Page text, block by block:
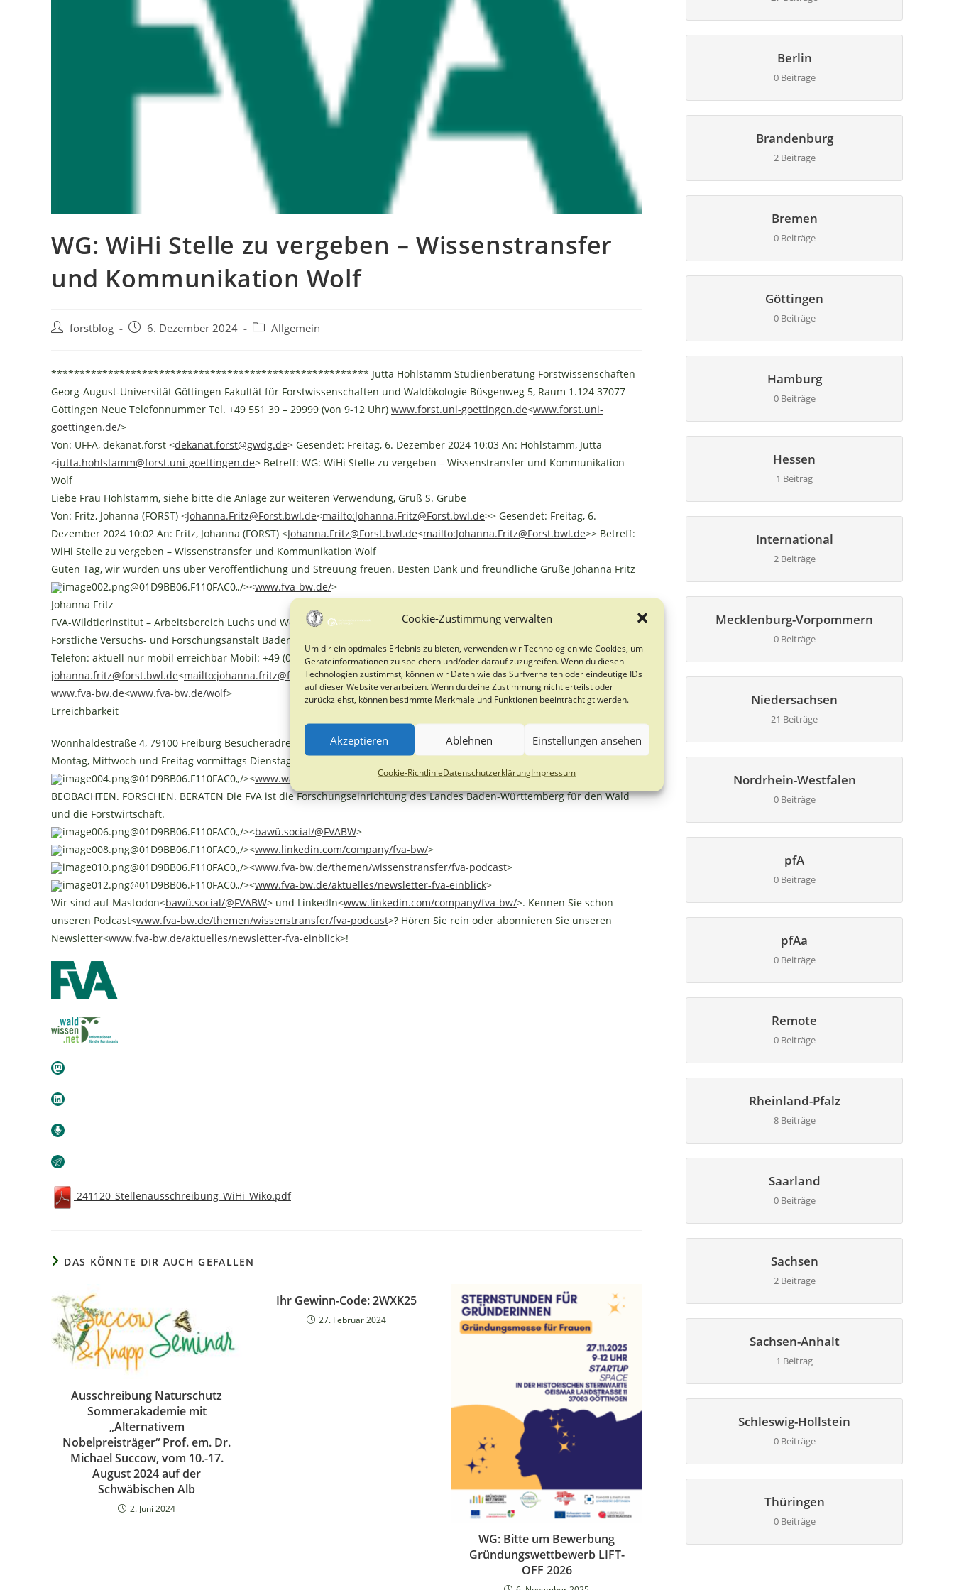
Cookie-Zustimmung verwalten
Um dir ein optimales Erlebnis zu bieten, verwenden wir Technologien wie Cookies, um
Geräteinformationen zu speichern und/oder darauf zuzugreifen. Wenn du diesen
Technologien zustimmst, können wir Daten wie das Surfverhalten oder eindeutige IDs
auf dieser Website verarbeiten. Wenn du deine Zustimmung nicht erteilst oder
zurückziehst, können bestimmte Merkmale und Funktionen beeinträchtigt werden.
Akzeptieren Ablehnen Einstellungen ansehen
Cookie-RichtlinieDatenschutzerklärungImpressum
WG: WiHi Stelle zu vergeben – Wissenstransfer
und Kommunikation Wolf
Beitrags-
forstblog
Beitrag6. Dezember 2024
Beitrags-
Allgemein
******************************************************** Jutta Hohlstamm Studienberatung Forstwissenschaften
Georg-August-Universität Göttingen Fakultät für Forstwissenschaften und Waldökologie Büsgenweg 5, Raum 1.124 37077
Göttingen Neue Telefonnummer Tel. +49 551 39 – 29999 (von 9-12 Uhr) www.forst.uni-goettingen.de<www.forst.uni-
goettingen.de/>
Von: UFFA, dekanat.forst <dekanat.forst@gwdg.de> Gesendet: Freitag, 6. Dezember 2024 10:03 An: Hohlstamm, Jutta
<jutta.hohlstamm@forst.uni-goettingen.de> Betreff: WG: WiHi Stelle zu vergeben – Wissenstransfer und Kommunikation
Wolf
Liebe Frau Hohlstamm, siehe bitte die Anlage zur weiteren Verwendung, Gruß S. Grube
Von: Fritz, Johanna (FORST) <Johanna.Fritz@Forst.bwl.de<mailto:Johanna.Fritz@Forst.bwl.de>> Gesendet: Freitag, 6.
Dezember 2024 10:02 An: Fritz, Johanna (FORST) <Johanna.Fritz@Forst.bwl.de<mailto:Johanna.Fritz@Forst.bwl.de>> Betreff:
WiHi Stelle zu vergeben – Wissenstransfer und Kommunikation Wolf
Guten Tag, wir würden uns über Veröffentlichung und Streuung freuen. Besten Dank und freundliche Grüße Johanna Fritz
image002.png@01D9BB06.F110FAC0„/><www.fva-bw.de/>
Johanna Fritz
FVA-Wildtierinstitut – Arbeitsbereich Luchs und Wolf Leitung Fachbereich Wissenstransfer und Kommunikation Wolf
Forstliche Versuchs- und Forschungsanstalt Baden-Württemberg
Telefon: aktuell nur mobil erreichbar Mobil: +49 (0151) 16757702 E-Mail:
johanna.fritz@forst.bwl.de<mailto:johanna.fritz@forst.bwl.de>
www.fva-bw.de<www.fva-bw.de/wolf>
Erreichbarkeit
Wonnhaldestraße 4, 79100 Freiburg Besucheradresse: Günterstalstr. 61
Montag, Mittwoch und Freitag vormittags Dienstag und Donnerstag ganztags
image004.png@01D9BB06.F110FAC0„/><www.waldwissen.net/
BEOBACHTEN. FORSCHEN. BERATEN Die FVA ist die Forschungseinrichtung des Landes Baden-Württemberg für den Wald
und die Forstwirtschaft.
image006.png@01D9BB06.F110FAC0„/><bawü.social/@FVABW>
image008.png@01D9BB06.F110FAC0„/><www.linkedin.com/company/fva-bw/>
image010.png@01D9BB06.F110FAC0„/><www.fva-bw.de/themen/wissenstransfer/fva-podcast>
image012.png@01D9BB06.F110FAC0„/><www.fva-bw.de/aktuelles/newsletter-fva-einblick>
Wir sind auf Mastodon<bawü.social/@FVABW> und LinkedIn<www.linkedin.com/company/fva-bw/>. Kennen Sie schon
unseren Podcast<www.fva-bw.de/themen/wissenstransfer/fva-podcast>? Hören Sie rein oder abonnieren Sie unseren
Newsletter<www.fva-bw.de/aktuelles/newsletter-fva-einblick>!
241120_Stellenausschreibung_WiHi_Wiko.pdf
DAS KÖNNTE DIR AUCH GEFALLEN
Ausschreibung Naturschutz
Sommerakademie mit
„Alternativem
Nobelpreisträger“ Prof. em. Dr.
Michael Succow, vom 10.-17.
August 2024 auf der
Schwäbischen Alb
2. Juni 2024
Ihr Gewinn-Code: 2WXK25
27. Februar 2024
WG: Bitte um Bewerbung
Gründungswettbewerb LIFT-
OFF 2026
Berlin
0 Beiträge
Brandenburg
2 Beiträge
Bremen
0 Beiträge
Göttingen
0 Beiträge
Hamburg
0 Beiträge
Hessen
1 Beitrag
International
2 Beiträge
Mecklenburg-Vorpommern
0 Beiträge
Niedersachsen
21 Beiträge
Nordrhein-Westfalen
0 Beiträge
pfA
0 Beiträge
pfAa
0 Beiträge
Remote
0 Beiträge
Rheinland-Pfalz
8 Beiträge
Saarland
0 Beiträge
Sachsen
2 Beiträge
Sachsen-Anhalt
1 Beitrag
Schleswig-Hollstein
0 Beiträge
Thüringen
0 Beiträge